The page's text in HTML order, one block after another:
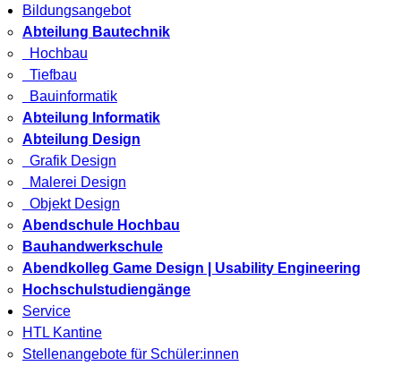
Bildungsangebot
Abteilung Bautechnik
Hochbau
Tiefbau
Bauinformatik
Abteilung Informatik
Abteilung Design
Grafik Design
Malerei Design
Objekt Design
Abendschule Hochbau
Bauhandwerkschule
Abendkolleg Game Design | Usability Engineering
Hochschulstudiengänge
Service
HTL Kantine
Stellenangebote für Schüler:innen